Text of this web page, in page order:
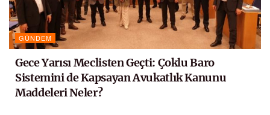
GÜNDEM
Gece Yarısı Meclisten Geçti: Çoklu Baro
Sistemini de Kapsayan Avukatlık Kanunu
Maddeleri Neler?